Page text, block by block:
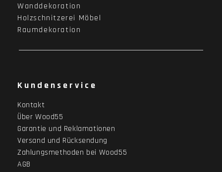
Wanddekoration
Holzschnitzerei Möbel
Raumdekoration
Kundenservice
Kontakt
Über Wood55
Garantie und Reklamationen
Versand und Rücksendung
Zahlungsmethoden bei Wood55
AGB